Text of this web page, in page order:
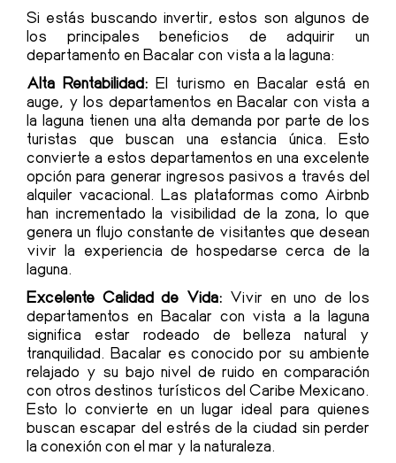
Si estás buscando invertir, estos son algunos de
los principales beneficios de adquirir un
departamento en Bacalar con vista a la laguna:
Alta Rentabilidad: El turismo en Bacalar está en
auge, y los departamentos en Bacalar con vista a
la laguna tienen una alta demanda por parte de los
turistas que buscan una estancia única. Esto
convierte a estos departamentos en una excelente
opción para generar ingresos pasivos a través del
alquiler vacacional. Las plataformas como Airbnb
han incrementado la visibilidad de la zona, lo que
genera un flujo constante de visitantes que desean
vivir la experiencia de hospedarse cerca de la
laguna.
Excelente Calidad de Vida: Vivir en uno de los
departamentos en Bacalar con vista a la laguna
significa estar rodeado de belleza natural y
tranquilidad. Bacalar es conocido por su ambiente
relajado y su bajo nivel de ruido en comparación
con otros destinos turísticos del Caribe Mexicano.
Esto lo convierte en un lugar ideal para quienes
buscan escapar del estrés de la ciudad sin perder
la conexión con el mar y la naturaleza.